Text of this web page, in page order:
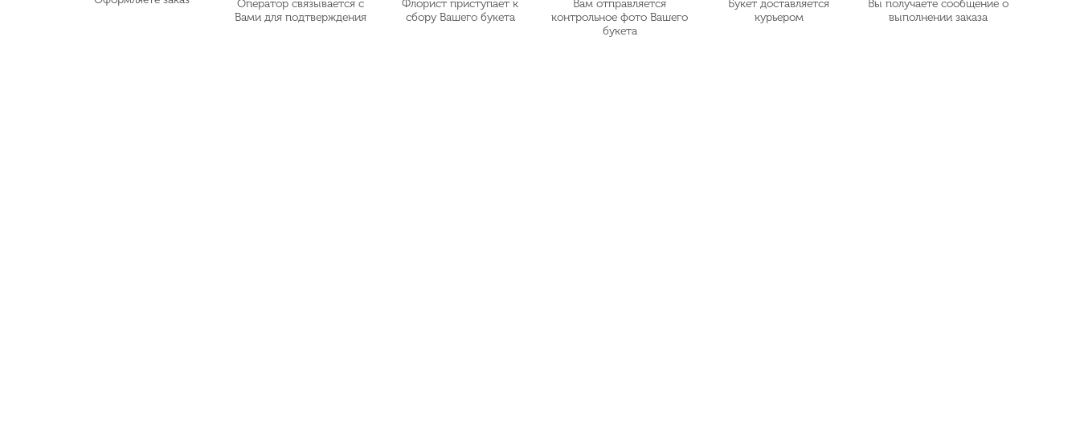
Оператор связывается с
Вами для подтверждения
Флорист приступает к
сбору Вашего букета
Вам отправляется
контрольное фото Вашего
букета
Букет доставляется
курьером
Вы получаете сообщение о
выполнении заказа